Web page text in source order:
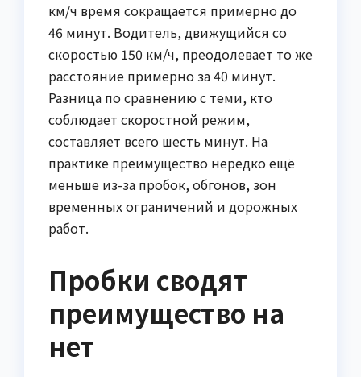
км/ч время сокращается примерно до
46 минут. Водитель, движущийся со
скоростью 150 км/ч, преодолевает то же
расстояние примерно за 40 минут.
Разница по сравнению с теми, кто
соблюдает скоростной режим,
составляет всего шесть минут. На
практике преимущество нередко ещё
меньше из-за пробок, обгонов, зон
временных ограничений и дорожных
работ.
Пробки сводят
преимущество на
нет